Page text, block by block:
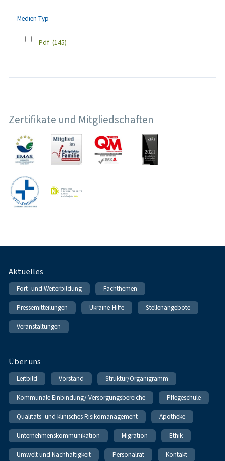
Medien-Typ
Pdf (145)
Zertifikate und Mitgliedschaften
Fußnavigation
Aktuelles
Fort- und Weiterbildung Fachthemen
Pressemitteilungen Ukraine-Hilfe Stellenangebote
Veranstaltungen
Über uns
Leitbild Vorstand Struktur/Organigramm
Kommunale Einbindung/ Versorgungsbereiche Pflegeschule
Qualitäts- und klinisches Risikomanagement Apotheke
Unternehmenskommunikation Migration Ethik
Umwelt und Nachhaltigkeit Personalrat Kontakt